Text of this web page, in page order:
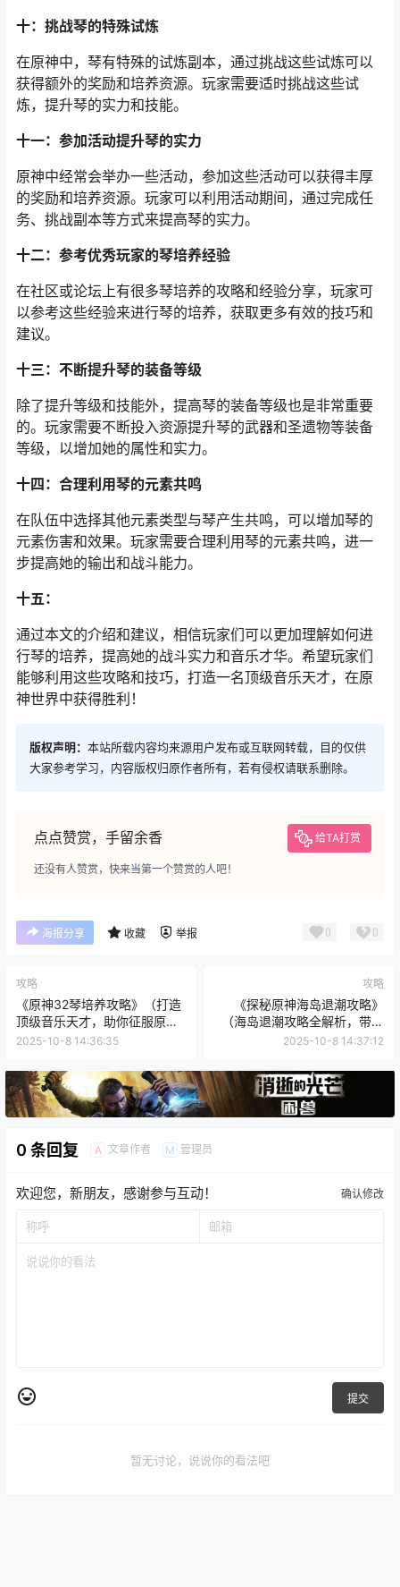
十：挑战琴的特殊试炼
在原神中，琴有特殊的试炼副本，通过挑战这些试炼可以
获得额外的奖励和培养资源。玩家需要适时挑战这些试
炼，提升琴的实力和技能。
十一：参加活动提升琴的实力
原神中经常会举办一些活动，参加这些活动可以获得丰厚
的奖励和培养资源。玩家可以利用活动期间，通过完成任
务、挑战副本等方式来提高琴的实力。
十二：参考优秀玩家的琴培养经验
在社区或论坛上有很多琴培养的攻略和经验分享，玩家可
以参考这些经验来进行琴的培养，获取更多有效的技巧和
建议。
十三：不断提升琴的装备等级
除了提升等级和技能外，提高琴的装备等级也是非常重要
的。玩家需要不断投入资源提升琴的武器和圣遗物等装备
等级，以增加她的属性和实力。
十四：合理利用琴的元素共鸣
在队伍中选择其他元素类型与琴产生共鸣，可以增加琴的
元素伤害和效果。玩家需要合理利用琴的元素共鸣，进一
步提高她的输出和战斗能力。
十五：
通过本文的介绍和建议，相信玩家们可以更加理解如何进
行琴的培养，提高她的战斗实力和音乐才华。希望玩家们
能够利用这些攻略和技巧，打造一名顶级音乐天才，在原
神世界中获得胜利！
版权声明： 本站所载内容均来源用户发布或互联网转载，目的仅供
大家参考学习，内容版权归原作者所有，若有侵权请联系删除。
点点赞赏，手留余香 给TA打赏
还没有人赞赏，快来当第一个赞赏的人吧！
海报分享 收藏 举报 0 0
攻略
《原神32琴培养攻略》（打造
顶级音乐天才，助你征服原神
世界！）
2025-10-8 14:36:35
攻略
《探秘原神海岛退潮攻略》
（海岛退潮攻略全解析，带你
畅游神奇世界）
2025-10-8 14:37:12
0 条回复 A 文章作者 M 管理员
欢迎您，新朋友，感谢参与互动！ 确认修改
提交
暂无讨论，说说你的看法吧